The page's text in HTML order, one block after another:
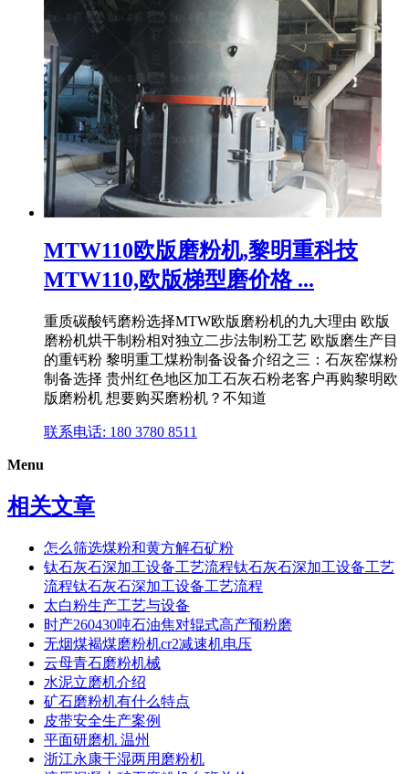
MTW110欧版磨粉机,黎明重科技
MTW110,欧版梯型磨价格 ...
重质碳酸钙磨粉选择MTW欧版磨粉机的九大理由 欧版
磨粉机烘干制粉相对独立二步法制粉工艺 欧版磨生产目
的重钙粉 黎明重工煤粉制备设备介绍之三：石灰窑煤粉
制备选择 贵州红色地区加工石灰石粉老客户再购黎明欧
版磨粉机 想要购买磨粉机？不知道
联系电话: 180 3780 8511
Menu
相关文章
怎么筛选煤粉和黄方解石矿粉
钛石灰石深加工设备工艺流程钛石灰石深加工设备工艺
流程钛石灰石深加工设备工艺流程
太白粉生产工艺与设备
时产260430吨石油焦对辊式高产预粉磨
无烟煤褐煤磨粉机cr2减速机电压
云母青石磨粉机械
水泥立磨机介绍
矿石磨粉机有什么特点
皮带安全生产案例
平面研磨机 温州
浙江永康干湿两用磨粉机